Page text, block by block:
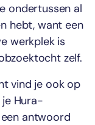
ondertussen al
hebt, want een
werkplek is
zelf.
vind je ook op
je Hura-
antwoord